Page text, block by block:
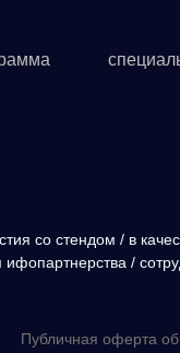
со стендом / в
/
Публичная оферта